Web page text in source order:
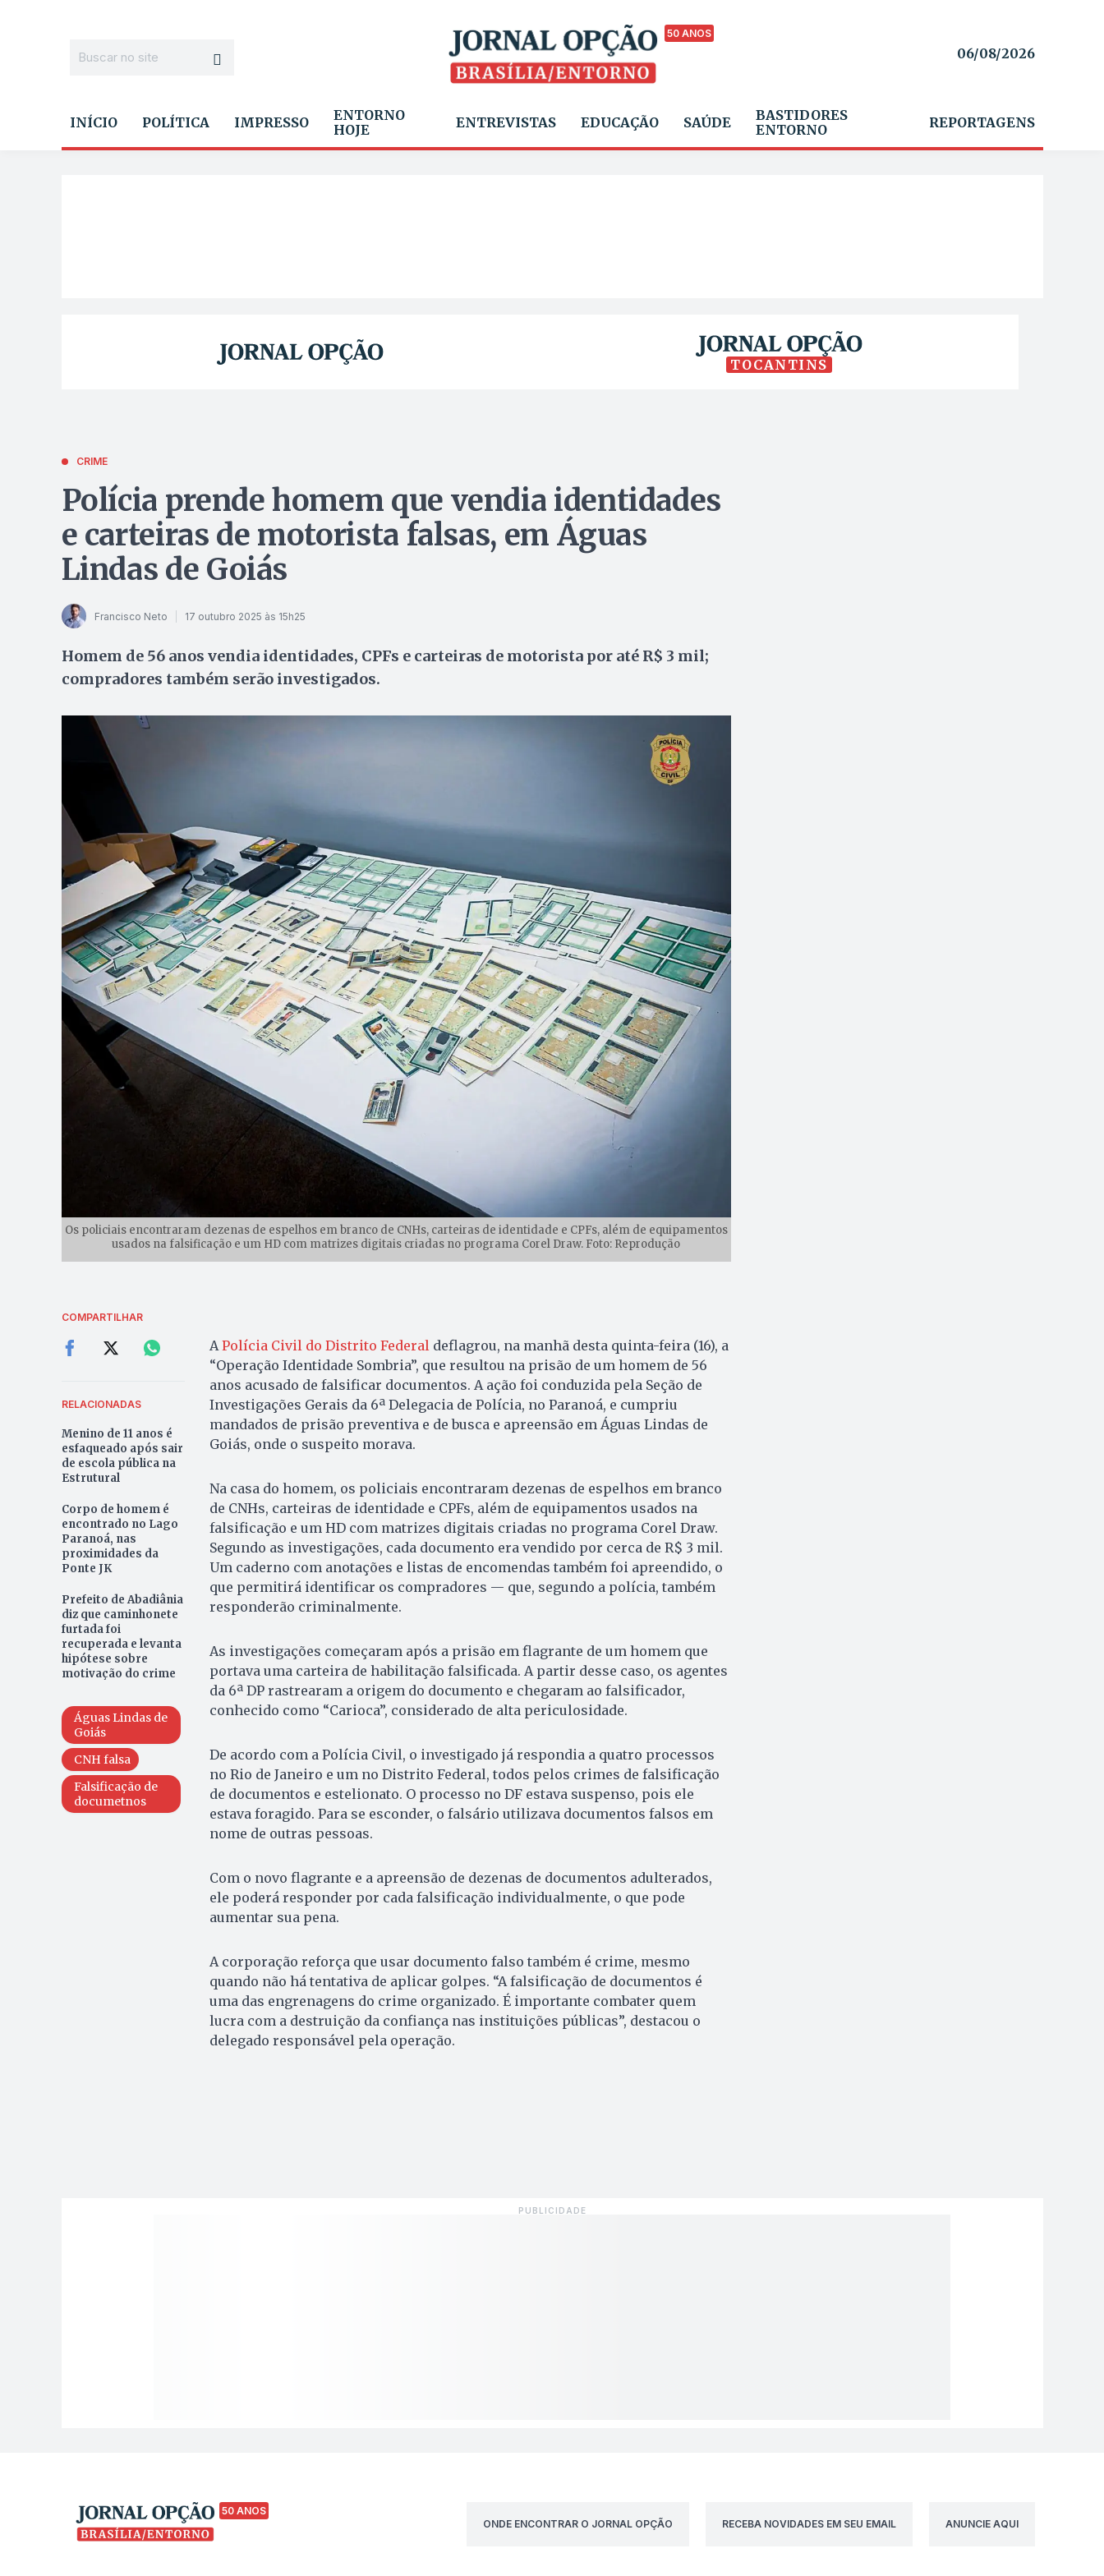
50 ANOS
06/08/2026
INÍCIO POLÍTICA IMPRESSO
ENTORNO
HOJE
ENTREVISTAS EDUCAÇÃO SAÚDE
BASTIDORES
ENTORNO
REPORTAGENS
TOCANTINS
CRIME
Polícia prende homem que vendia identidades
e carteiras de motorista falsas, em Águas
Lindas de Goiás
Francisco Neto 17 outubro 2025 às 15h25
Homem de 56 anos vendia identidades, CPFs e carteiras de motorista por até R$ 3 mil;
compradores também serão investigados.
Os policiais encontraram dezenas de espelhos em branco de CNHs, carteiras de identidade e CPFs, além de equipamentos
usados na falsificação e um HD com matrizes digitais criadas no programa Corel Draw. Foto: Reprodução
COMPARTILHAR
RELACIONADAS
Menino de 11 anos é
esfaqueado após sair
de escola pública na
Estrutural
Corpo de homem é
encontrado no Lago
Paranoá, nas
proximidades da
Ponte JK
Prefeito de Abadiânia
diz que caminhonete
furtada foi
recuperada e levanta
hipótese sobre
motivação do crime
Águas Lindas de
Goiás
CNH falsa
Falsificação de
documetnos
A Polícia Civil do Distrito Federal deflagrou, na manhã desta quinta-feira (16), a
“Operação Identidade Sombria”, que resultou na prisão de um homem de 56
anos acusado de falsificar documentos. A ação foi conduzida pela Seção de
Investigações Gerais da 6ª Delegacia de Polícia, no Paranoá, e cumpriu
mandados de prisão preventiva e de busca e apreensão em Águas Lindas de
Goiás, onde o suspeito morava.
Na casa do homem, os policiais encontraram dezenas de espelhos em branco
de CNHs, carteiras de identidade e CPFs, além de equipamentos usados na
falsificação e um HD com matrizes digitais criadas no programa Corel Draw.
Segundo as investigações, cada documento era vendido por cerca de R$ 3 mil.
Um caderno com anotações e listas de encomendas também foi apreendido, o
que permitirá identificar os compradores — que, segundo a polícia, também
responderão criminalmente.
As investigações começaram após a prisão em flagrante de um homem que
portava uma carteira de habilitação falsificada. A partir desse caso, os agentes
da 6ª DP rastrearam a origem do documento e chegaram ao falsificador,
conhecido como “Carioca”, considerado de alta periculosidade.
De acordo com a Polícia Civil, o investigado já respondia a quatro processos
no Rio de Janeiro e um no Distrito Federal, todos pelos crimes de falsificação
de documentos e estelionato. O processo no DF estava suspenso, pois ele
estava foragido. Para se esconder, o falsário utilizava documentos falsos em
nome de outras pessoas.
Com o novo flagrante e a apreensão de dezenas de documentos adulterados,
ele poderá responder por cada falsificação individualmente, o que pode
aumentar sua pena.
A corporação reforça que usar documento falso também é crime, mesmo
quando não há tentativa de aplicar golpes. “A falsificação de documentos é
uma das engrenagens do crime organizado. É importante combater quem
lucra com a destruição da confiança nas instituições públicas”, destacou o
delegado responsável pela operação.
50 ANOS
ONDE ENCONTRAR O JORNAL OPÇÃO
RECEBA NOVIDADES EM SEU EMAIL ANUNCIE AQUI